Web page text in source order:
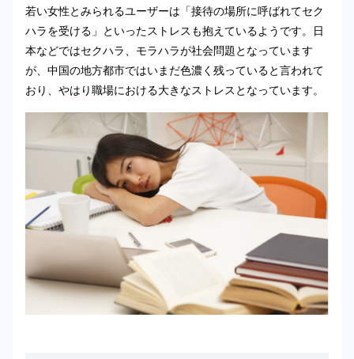
若い女性とみられるユーザーは「接待の場所に呼ばれてセク
ハラを受ける」といったストレスも抱えているようです。日
本などではセクハラ、モラハラが社会問題となっています
が、中国の地方都市ではいまだ色濃く残っていると言われて
おり、やはり職場における大きなストレスとなっています。